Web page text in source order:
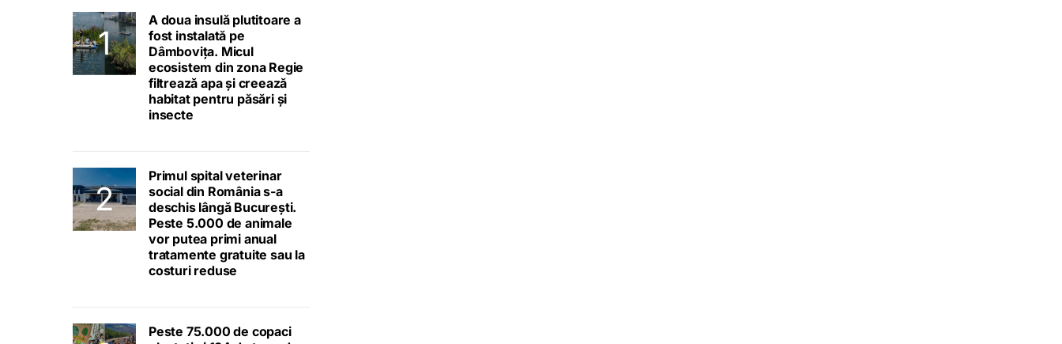
A doua insulă plutitoare a
fost instalată pe
Dâmbovița. Micul
ecosistem din zona Regie
filtrează apa și creează
habitat pentru păsări și
insecte
Primul spital veterinar
social din România s-a
deschis lângă București.
Peste 5.000 de animale
vor putea primi anual
tratamente gratuite sau la
costuri reduse
Peste 75.000 de copaci